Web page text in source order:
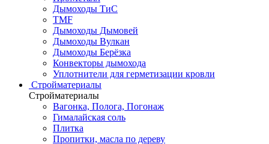
Дымоходы ТиС
TMF
Дымоходы Дымовей
Дымоходы Вулкан
Дымоходы Берёзка
Конвекторы дымохода
Уплотнители для герметизации кровли
Стройматериалы
Стройматериалы
Вагонка, Полога, Погонаж
Гималайская соль
Плитка
Пропитки, масла по дереву